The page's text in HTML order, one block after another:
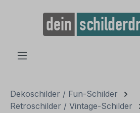
springen
Dekoschilder / Fun-Schilder
Retroschilder / Vintage-Schilder